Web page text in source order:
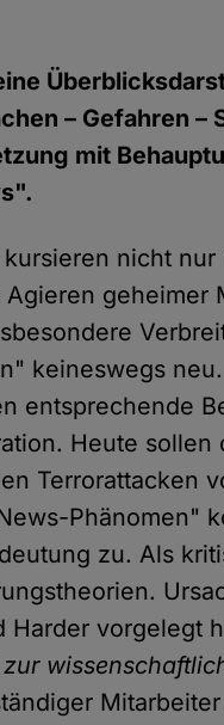
– Gefahren –
mit
nicht
geheimer
keineswegs
entsprechende
Heute
Terrorattacken
Phänomen"
zu. Als
Harder vorgelegt